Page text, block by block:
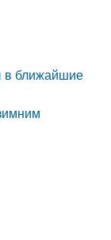
в ближайшие